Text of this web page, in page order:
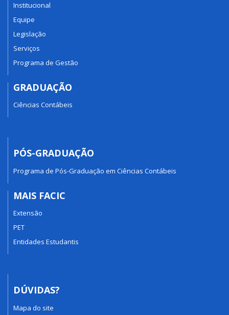
Institucional
Equipe
Legislação
Serviços
Programa de Gestão
GRADUAÇÃO
Ciências Contábeis
PÓS-GRADUAÇÃO
Programa de Pós-Graduação em Ciências Contábeis
MAIS FACIC
Extensão
PET
Entidades Estudantis
DÚVIDAS?
Mapa do site